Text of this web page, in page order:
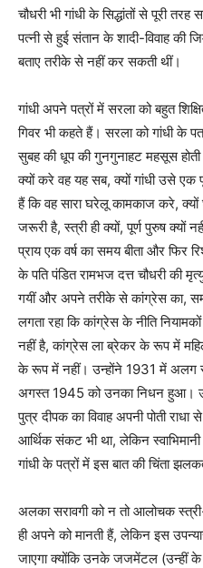
चौधरी भी गांधी के सिद्धांतों से पूरी
पत्नी से हुई संतान के शादी-विवाह की
बताए तरीके से नहीं कर सकती थीं।
गांधी अपने पत्रों में सरला को बहुत
गिवर भी कहते हैं। सरला को गांधी के
सुबह की धूप की गुनगुनाहट महसूस होती
क्यों करे वह यह सब, क्यों गांधी उसे एक
हैं कि वह सारा घरेलू कामकाज करे,
जरूरी है, स्त्री ही क्यों, पूर्ण पुरुष क्यों
प्राय एक वर्ष का समय बीता और फिर
के पति पंडित रामभज दत्त चौधरी की
गयीं और अपने तरीके से कांग्रेस का,
लगता रहा कि कांग्रेस के नीति
नहीं है, कांग्रेस ला ब्रेकर के रूप में
के रूप में नहीं। उन्होंने 1931 में अलग
अगस्त 1945 को उनका निधन हुआ।
पुत्र दीपक का विवाह अपनी पोती
आर्थिक संकट भी था, लेकिन
गांधी के पत्रों में इस बात की चिंता
अलका सरावगी को न तो आलोचक
ही अपने को मानती हैं, लेकिन इस
जाएगा क्योंकि उनके जजमेंटल (उन्हीं के